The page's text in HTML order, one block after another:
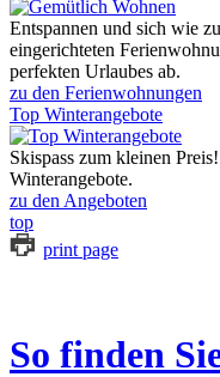
Entspannen und sich wie
eingerichteten
perfekten Urlaubes ab.
zu den Ferienwohnungen
Top Winterangebote
Skispass zum kleinen
Winterangebote.
zu den Angeboten
top
print page
So finden